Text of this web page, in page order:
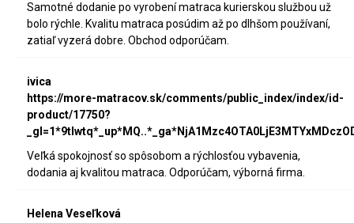
Samotné dodanie po vyrobení matraca kurierskou službou už
bolo rýchle. Kvalitu matraca posúdim až po dlhšom používaní,
zatiaľ vyzerá dobre. Obchod odporúčam.
ivica
https://more-matracov.sk/comments/public_index/index/id-
product/17750?
Veľká spokojnosť so spôsobom a rýchlosťou vybavenia,
dodania aj kvalitou matraca. Odporúčam, výborná firma.
Helena Veseľková